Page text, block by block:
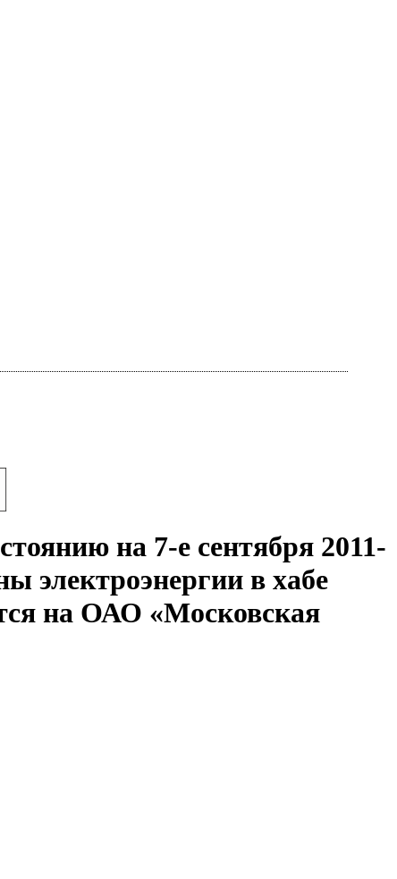
на 7-е сентября 2011-
электроэнергии в хабе
на ОАО «Московская